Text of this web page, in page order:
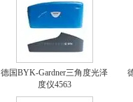
德国BYK-Gardner三角度光泽
度仪4563